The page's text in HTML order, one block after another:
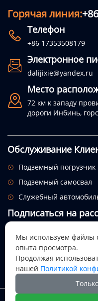
Горячая линия:
 Телефон
+86 17353508179
 Электронное
dalijixie@yandex.ru

Место
72 км к западу
дороги Инбинь,
Обслуживание
 Подземный погрузчик
 Подземный самосвал
 Служебный
Подписаться на
Мы используем файлы
опыта просмотра.
Продолжая
нашей Политикой